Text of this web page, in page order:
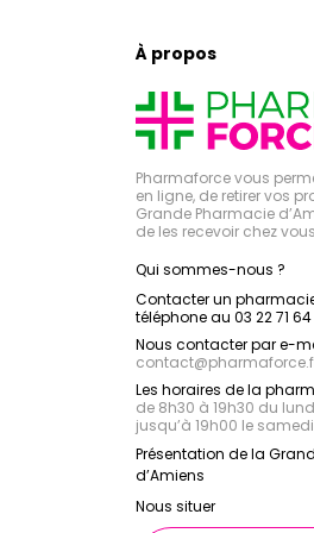
À propos
Pharmaforce vous
en ligne, de retirer vos
Grande Pharmacie
de les recevoir chez
Qui sommes-nous ?
Contacter un
téléphone au 03 22 71 64
Nous contacter par e-
contact@
Les horaires de la
de 8h30 à 19h30 du
jusqu’à 19h00 le samedi
Présentation de la
d’Amiens
Nous situer